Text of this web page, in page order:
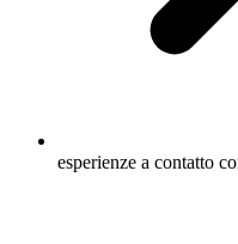
esperienze a contatto